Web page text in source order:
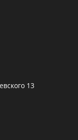
13